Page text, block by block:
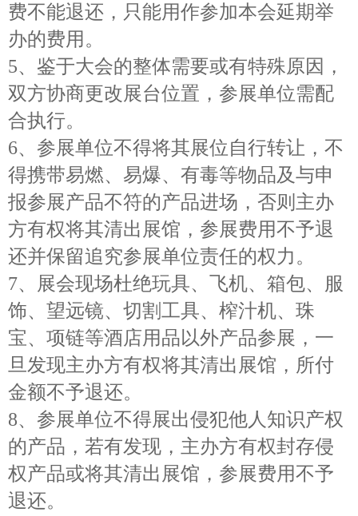
费不能退还，只能用作参加本会延期举
办的费用。
5、 鉴于大会的整体需要或有特殊原因，
双方协商更改展台位置，参展单位需配
合执行。
6、 参展单位不得将其展位自行转让，不
得携带易燃、易爆、有毒等物品及与申
报参展产品不符的产品进场，否则主办
方有权将其清出展馆，参展费用不予退
还并保留追究参展单位责任的权力。
7、
展会现场杜绝玩具、飞机、箱包、服
饰、望远镜、切割工具、榨汁机、珠
宝、项链等酒店用品以外产品参展，一
旦发现主办方有权将其清出展馆，所付
金额不予退还。
8、 参展单位不得展出侵犯他人知识产权
的产品，若有发现，主办方有权封存侵
权产品或将其清出展馆，参展费用不予
退还。